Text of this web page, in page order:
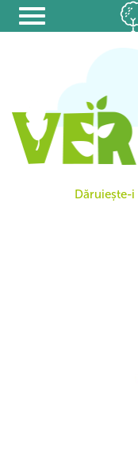
Dăruiește-